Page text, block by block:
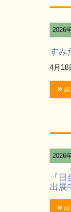
2026
すみ
4月18
続
2026
『
出展
続